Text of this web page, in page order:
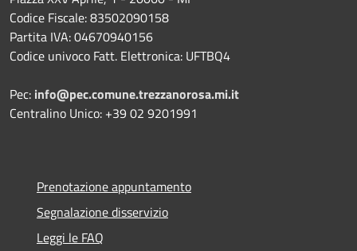
Codice Fiscale: 83502090158
Partita IVA: 04670940156
Codice univoco Fatt. Elettronica: UFTBQ4
Pec: info@pec.comune.trezzanorosa.mi.it
Centralino Unico: +39 02 9201991
Prenotazione appuntamento
Segnalazione disservizio
Leggi le FAQ